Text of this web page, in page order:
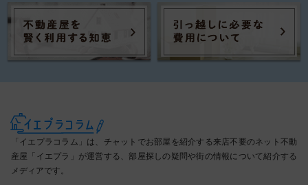
「イエプラコラム」は、チャットでお部屋を紹介する来店不要のネット不動
産屋「イエプラ」が運営する、部屋探しの疑問や街の情報について紹介する
メディアです。